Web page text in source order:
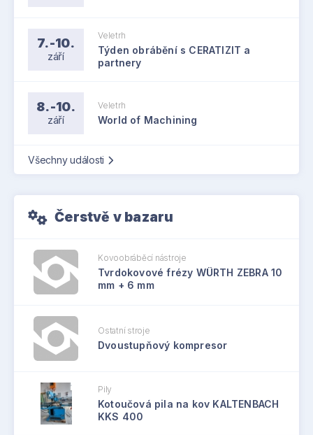
7.-10.
září
Veletrh
Týden obrábění s CERATIZIT a
partnery
8.-10.
září
Veletrh
World of Machining
Všechny události
Čerstvě v bazaru
Kovoobráběcí nástroje
Tvrdokovové frézy WÜRTH ZEBRA 10
mm + 6 mm
Ostatní stroje
Dvoustupňový kompresor
Pily
Kotoučová pila na kov KALTENBACH
KKS 400